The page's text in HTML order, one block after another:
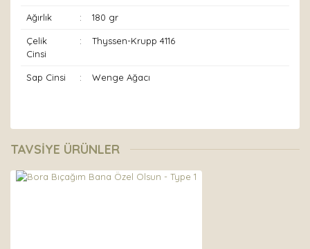
Ağırlık : 180 gr
Çelik
Cinsi
: Thyssen-Krupp 4116
Sap Cinsi : Wenge Ağacı
Bu ürüne ilk yorumu siz yapın!
formunu kullanarak tarafımıza iletebilirsiniz.
TAVSİYE ÜRÜNLER